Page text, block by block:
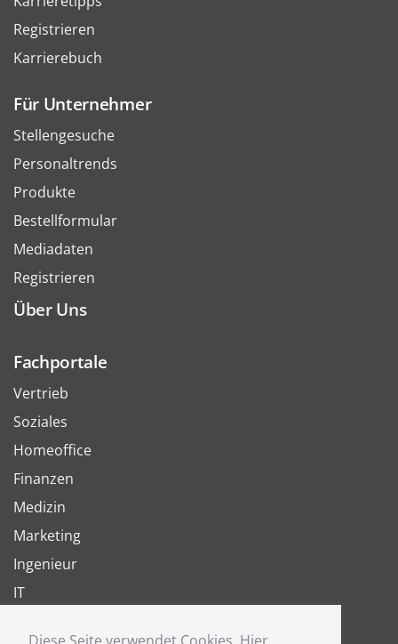
Registrieren
Karrierebuch
Für Unternehmer
Stellengesuche
Personaltrends
Produkte
Bestellformular
Mediadaten
Registrieren
Über Uns
Fachportale
Vertrieb
Soziales
Homeoffice
Finanzen
Medizin
Marketing
Ingenieur
IT